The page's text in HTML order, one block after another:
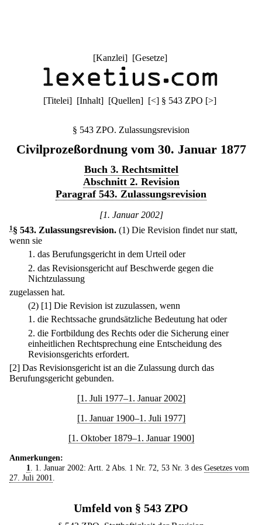
[Kanzlei] [Gesetze]
[Titelei] [Inhalt] [Quellen] [<] § 543 ZPO [>]
§ 543 ZPO. Zulassungsrevision
Civilprozeßordnung vom 30. Januar 1877
Buch 3. Rechtsmittel
Abschnitt 2. Revision
Paragraf 543. Zulassungsrevision
[1. Januar 2002]
1 § 543. Zulassungsrevision. (1) Die Revision findet nur statt,
wenn sie
1. das Berufungsgericht in dem Urteil oder
2. das Revisionsgericht auf Beschwerde gegen die
Nichtzulassung
zugelassen hat.
(2) [1] Die Revision ist zuzulassen, wenn
1. die Rechtssache grundsätzliche Bedeutung hat oder
2. die Fortbildung des Rechts oder die Sicherung einer
einheitlichen Rechtsprechung eine Entscheidung des
Revisionsgerichts erfordert.
[2] Das Revisionsgericht ist an die Zulassung durch das
Berufungsgericht gebunden.
[1. Juli 1977–1. Januar 2002]
[1. Januar 1900–1. Juli 1977]
[1. Oktober 1879–1. Januar 1900]
Anmerkungen:
1
. 1. Januar 2002: Artt. 2 Abs. 1 Nr. 72, 53 Nr. 3 des Gesetzes vom
27. Juli 2001
Umfeld von § 543 ZPO